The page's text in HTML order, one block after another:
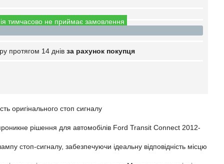
тимчасово не приймає замовлення
протягом 14 днів за рахунок покупця
оригінального стоп сигналу
рішення для автомобілів Ford Transit Connect 2012-
стоп-сигналу, забезпечуючи ідеальну відповідність місцю